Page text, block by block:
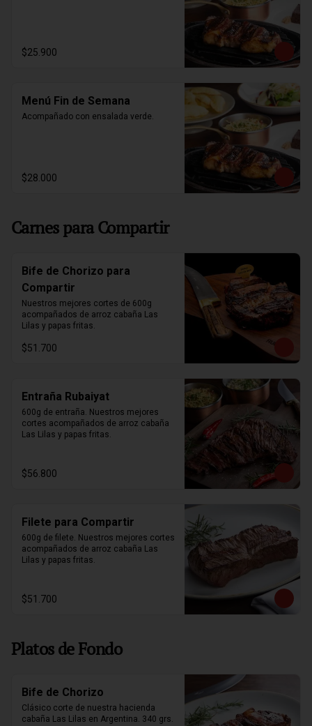
$25.900
Menú Fin de Semana
Acompañado con ensalada verde.
$28.000
Carnes para Compartir
Bife de Chorizo para
Compartir
Nuestros mejores cortes de 600g
acompañados de arroz cabaña Las
Lilas y papas fritas.
$51.700
Entraña Rubaiyat
600g de entraña. Nuestros mejores
cortes acompañados de arroz cabaña
Las Lilas y papas fritas.
$56.800
Filete para Compartir
600g de filete. Nuestros mejores cortes
acompañados de arroz cabaña Las
Lilas y papas fritas.
$51.700
Platos de Fondo
Bife de Chorizo
Clásico corte de nuestra hacienda
cabaña Las Lilas en Argentina. 340 grs.